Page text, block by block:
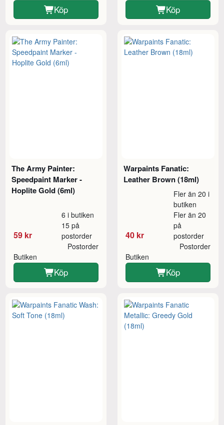
Köp Köp
The Army Painter:
Speedpaint Marker -
Hoplite Gold (6ml)
59 kr
6 i butiken
15 på
postorder
Butiken
Postorder
Köp
Warpaints Fanatic:
Leather Brown (18ml)
40 kr
Fler än 20 i
butiken
Fler än 20
på
postorder
Butiken
Postorder
Köp